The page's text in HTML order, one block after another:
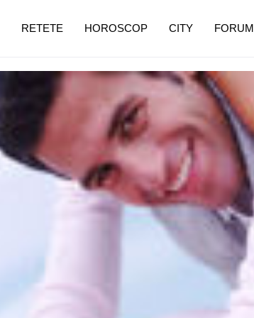
RETETE HOROSCOP CITY FORUM
pe măsură ce înaintezi în vârstă